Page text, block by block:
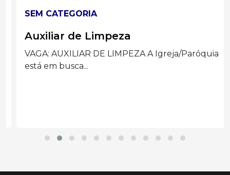
SEM CATEGORIA
Auxiliar de Limpeza
VAGA: AUXILIAR DE LIMPEZA A Igreja/Paróquia
está em busca...